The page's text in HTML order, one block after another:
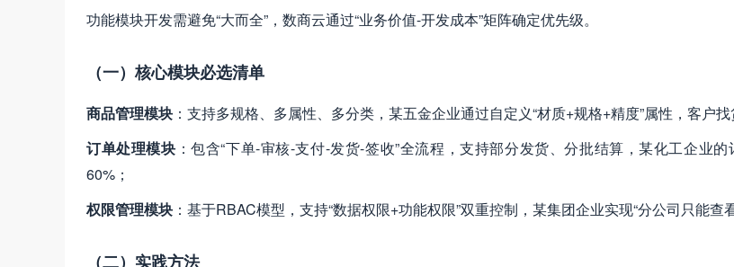
功能模块开发需避免“大而全”，数商云通过“业务价值-开发成本”矩阵确定优先级。
（一）核心模块必选清单
商品管理模块 ：支持多规格、多属性、多分类，某五金企业通过自定义“材质+规格+精度”属性，客户找
订单处理模块 ：包含“下单-审核-支付-发货-签收”全流程，支持部分发货、分批结算，某化工企业
60%；
权限管理模块 ：基于RBAC模型，支持“数据权限+功能权限”双重控制，某集团企业实现“分公司只能查
（二）实践方法